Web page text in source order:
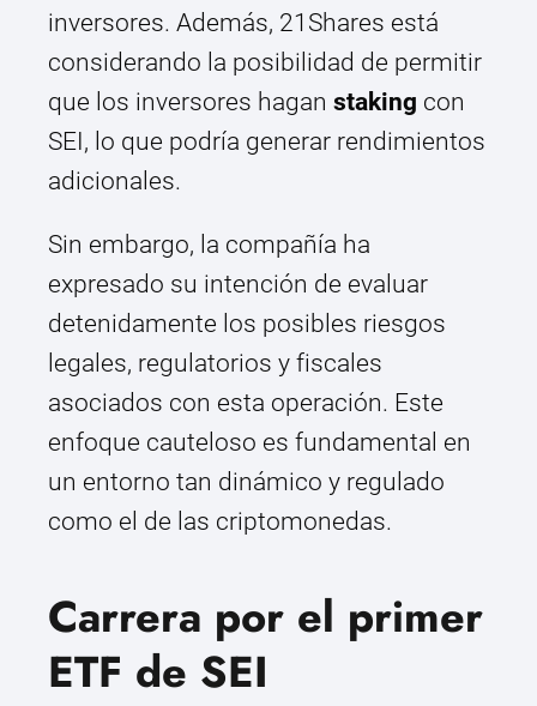
inversores. Además, 21Shares está
considerando la posibilidad de permitir
que los inversores hagan staking con
SEI, lo que podría generar rendimientos
adicionales.
Sin embargo, la compañía ha
expresado su intención de evaluar
detenidamente los posibles riesgos
legales, regulatorios y fiscales
asociados con esta operación. Este
enfoque cauteloso es fundamental en
un entorno tan dinámico y regulado
como el de las criptomonedas.
Carrera por el primer
ETF de SEI